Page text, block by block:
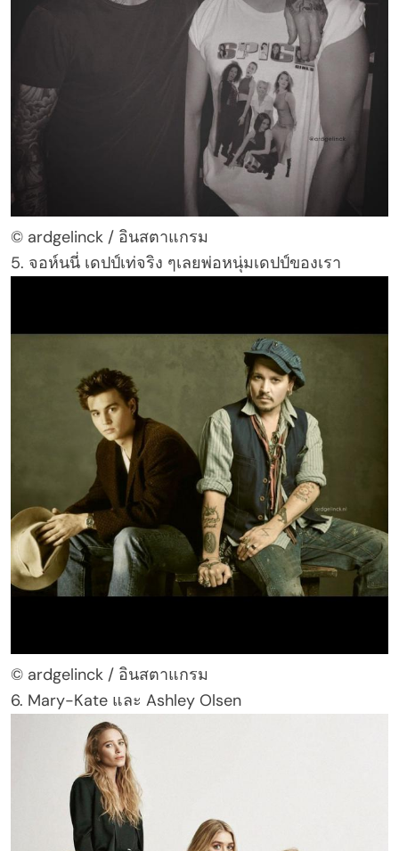
© ardgelinck / อินสตาแกรม
5. จอห์นนี่ เดปป์เท่จริง ๆเลยพ่อหนุ่มเดปป์ของเรา
© ardgelinck / อินสตาแกรม
6. Mary-Kate และ Ashley Olsen